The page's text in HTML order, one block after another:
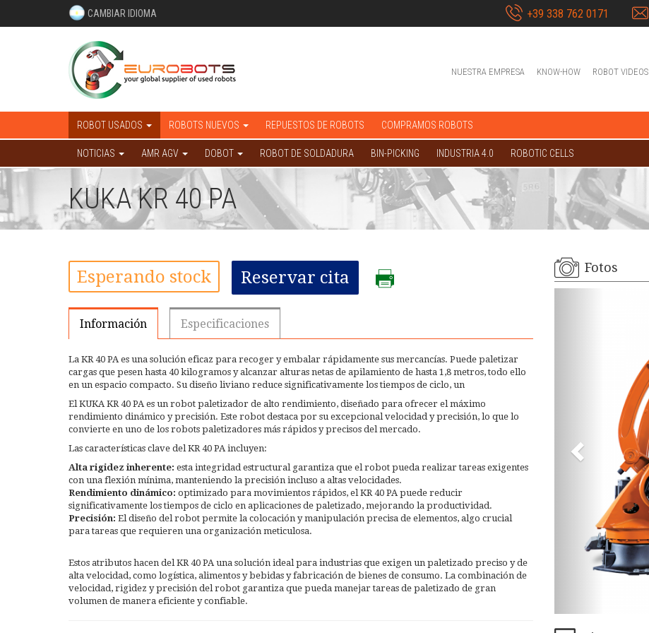
CAMBIAR IDIOMA +39 338 762 0171
NUESTRA EMPRESA KNOW-HOW ROBOT VIDEOS
ROBOT USADOS ROBOTS NUEVOS REPUESTOS DE ROBOTS COMPRAMOS ROBOTS
NOTICIAS AMR AGV DOBOT ROBOT DE SOLDADURA BIN-PICKING INDUSTRIA 4.0 ROBOTIC CELLS
KUKA KR 40 PA
Esperando stock Reservar cita
Información Especificaciones
La KR 40 PA es una solución eficaz para recoger y embalar rápidamente sus mercancías. Puede paletizar
cargas que pesen hasta 40 kilogramos y alcanzar alturas netas de apilamiento de hasta 1,8 metros, todo ello
en un espacio compacto. Su diseño liviano reduce significativamente los tiempos de ciclo, un
El KUKA KR 40 PA es un robot paletizador de alto rendimiento, diseñado para ofrecer el máximo
rendimiento dinámico y precisión. Este robot destaca por su excepcional velocidad y precisión, lo que lo
convierte en uno de los robots paletizadores más rápidos y precisos del mercado.
Las características clave del KR 40 PA incluyen:
Alta rigidez inherente: esta integridad estructural garantiza que el robot pueda realizar tareas exigentes
con una flexión mínima, manteniendo la precisión incluso a altas velocidades.
Rendimiento dinámico: optimizado para movimientos rápidos, el KR 40 PA puede reducir
significativamente los tiempos de ciclo en aplicaciones de paletizado, mejorando la productividad.
Precisión: El diseño del robot permite la colocación y manipulación precisa de elementos, algo crucial
para tareas que requieren una organización meticulosa.
Estos atributos hacen del KR 40 PA una solución ideal para industrias que exigen un paletizado preciso y de
alta velocidad, como logística, alimentos y bebidas y fabricación de bienes de consumo. La combinación de
velocidad, rigidez y precisión del robot garantiza que pueda manejar tareas de paletizado de gran
volumen de manera eficiente y confiable.
Fotos